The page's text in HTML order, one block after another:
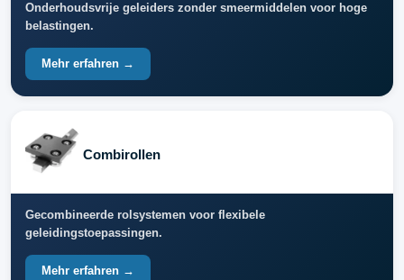
Onderhoudsvrije geleiders zonder smeermiddelen voor hoge
belastingen.
Mehr erfahren →
Combirollen
Gecombineerde rolsystemen voor flexibele
geleidingstoepassingen.
Mehr erfahren →